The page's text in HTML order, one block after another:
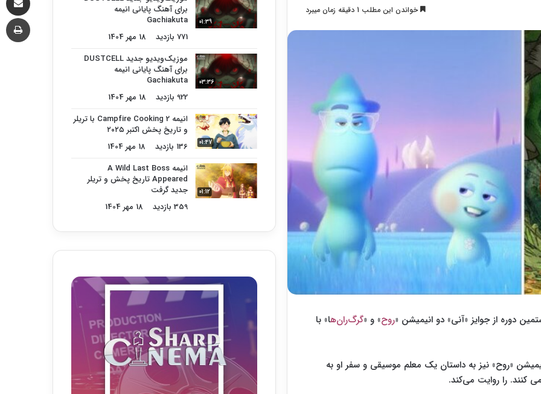
خواندن این مطلب 1 دقیقه زمان میبرد
دوره از جوایز «آنی» دو انیمیشن «روح» و «گرگ‌ران‌ها» با
را روایت می‌کند. و انیمیشن «روح» نیز به داستان یک معلم موسیقی و سفر او به
کنند. را روایت می‌کند.
01:39
برای آهنگ پایانی انیمه
Gachiakuta
771 بازدید
18 مهر 1404
03:36
موزیک‌ویدیو جدید DUSTCELL
برای آهنگ پایانی انیمه
Gachiakuta
922 بازدید
18 مهر 1404
01:47
انیمه Campfire Cooking 2 با تریلر
و تاریخ پخش اکتبر ۲۰۲۵
136 بازدید
18 مهر 1404
01:12
انیمه A Wild Last Boss
Appeared تاریخ پخش و تریلر
جدید گرفت
359 بازدید
18 مهر 1404